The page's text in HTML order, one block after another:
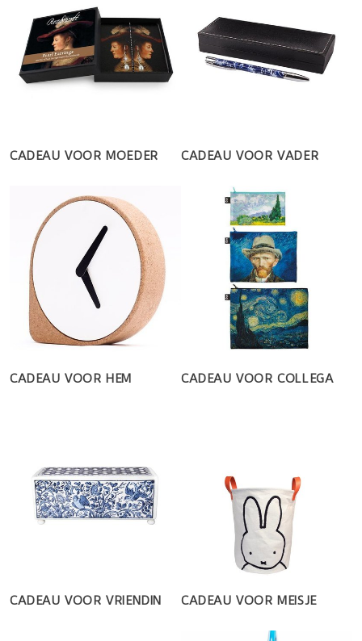
CADEAU VOOR MOEDER CADEAU VOOR VADER
CADEAU VOOR HEM CADEAU VOOR COLLEGA
CADEAU VOOR VRIENDIN CADEAU VOOR MEISJE